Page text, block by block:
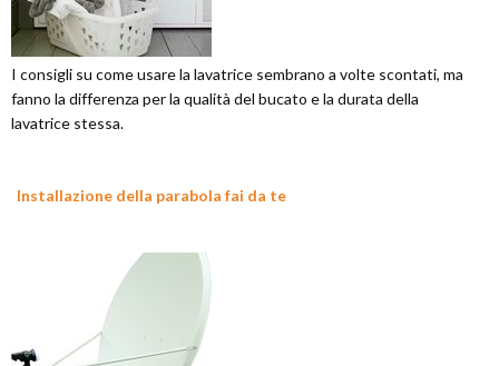
I consigli su come usare la lavatrice sembrano a volte scontati, ma
fanno la differenza per la qualità del bucato e la durata della
lavatrice stessa.
Installazione della parabola fai da te